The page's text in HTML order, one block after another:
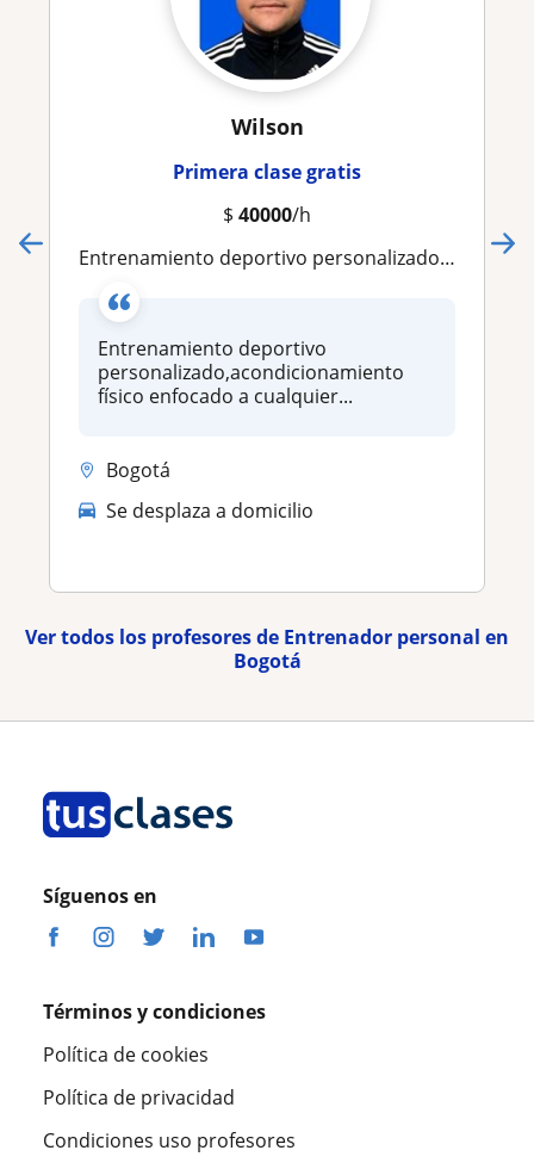
Wilson
Primera clase gratis
$ 40000/h
Entrenamiento deportivo personalizado,acondicionamiento físico enfocado a cualquier disciplina deportiva y/o personal
Entrenamiento deportivo
personalizado,acondicionamiento
físico enfocado a cualquier...
Bogotá
Se desplaza a domicilio
Ver todos los profesores de Entrenador personal en
Bogotá
Síguenos en
Términos y condiciones
Política de cookies
Política de privacidad
Condiciones uso profesores